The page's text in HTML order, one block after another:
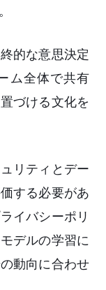
的な意思決定
ム全体で共有
づける文化を
リティとデー
する必要があ
イバシーポリ
デルの学習に
動向に合わせ